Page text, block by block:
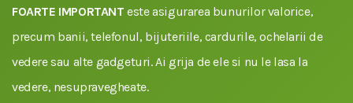
FOARTE IMPORTANT este asigurarea bunurilor valorice,
precum banii, telefonul, bijuteriile, cardurile, ochelarii de
vedere sau alte gadgeturi. Ai grija de ele si nu le lasa la
vedere, nesupravegheate.